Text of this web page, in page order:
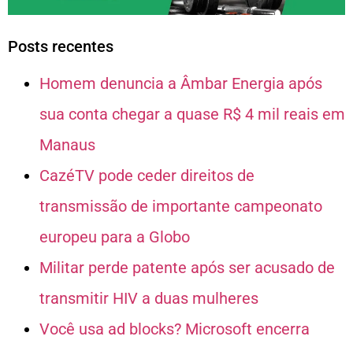
Posts recentes
Homem denuncia a Âmbar Energia após
sua conta chegar a quase R$ 4 mil reais em
Manaus
CazéTV pode ceder direitos de
transmissão de importante campeonato
europeu para a Globo
Militar perde patente após ser acusado de
transmitir HIV a duas mulheres
Você usa ad blocks? Microsoft encerra